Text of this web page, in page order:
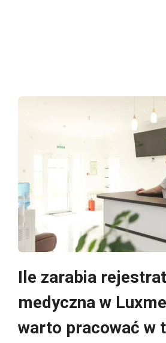
Ile zarabia
medyczna w
warto pracować w